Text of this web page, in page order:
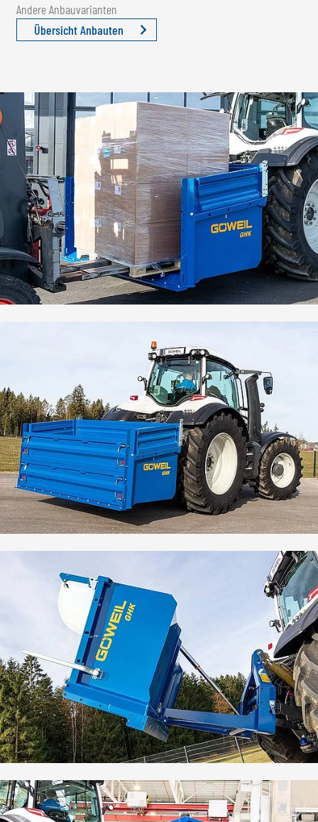
Andere Anbauvarianten
Übersicht Anbauten